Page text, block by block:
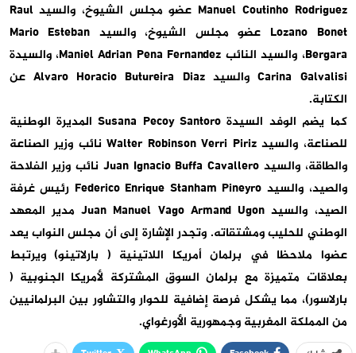
Manuel Coutinho Rodriguez عضو مجلس الشيوخ، والسيد Raul
Lozano Bonet عضو مجلس الشيوخ، والسيد Mario Esteban
Bergara، والسيد النائب Maniel Adrian Pena Fernandez، والسيدة
Carina Galvalisi والسيد Alvaro Horacio Butureira Diaz عن
الكتابة.
كما يضم الوفد السيدة Susana Pecoy Santoro المديرة الوطنية
للصناعة، والسيد Walter Robinson Verri Piriz نائب وزير الصناعة
والطاقة، والسيد Juan Ignacio Buffa Cavallero نائب وزير الفلاحة
والصيد، والسيد Federico Enrique Stanham Pineyro رئيس غرفة
الصيد، والسيد Juan Manuel Vago Armand Ugon مدير المعهد
الوطني للحليب ومشتقاته. وتجدر الإشارة إلى أن مجلس النواب يعد
عضوا ملاحظا في برلمان أمريكا اللاتينية ( بارلاتينو) ويرتبط
بعلاقات متميزة مع برلمان السوق المشتركة لأمريكا الجنوبية (
بارلاسور)، مما يشكل فرصة إضافية للحوار والتشاور بين البرلمانيين
من المملكة المغربية وجمهورية الأورغواي.